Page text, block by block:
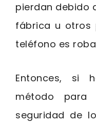
pierdan debido
fábrica u otros
teléfono es
Entonces, si
método
seguridad de